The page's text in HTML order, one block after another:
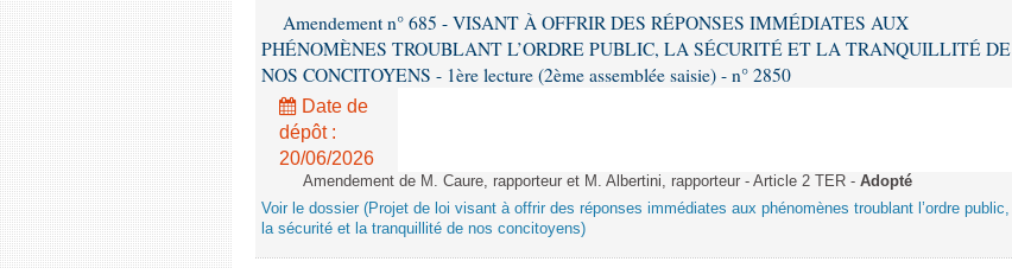
Amendement n° 685 - VISANT À OFFRIR DES RÉPONSES IMMÉDIATES AUX
PHÉNOMÈNES TROUBLANT L’ORDRE PUBLIC, LA SÉCURITÉ ET LA TRANQUILLITÉ DE
NOS CONCITOYENS - 1ère lecture (2ème assemblée saisie) - n° 2850
Date de
dépôt :
20/06/2026
Amendement de M. Caure, rapporteur et M. Albertini, rapporteur - Article 2 TER - Adopté
Voir le dossier (Projet de loi visant à offrir des réponses immédiates aux phénomènes troublant l’ordre public,
la sécurité et la tranquillité de nos concitoyens)